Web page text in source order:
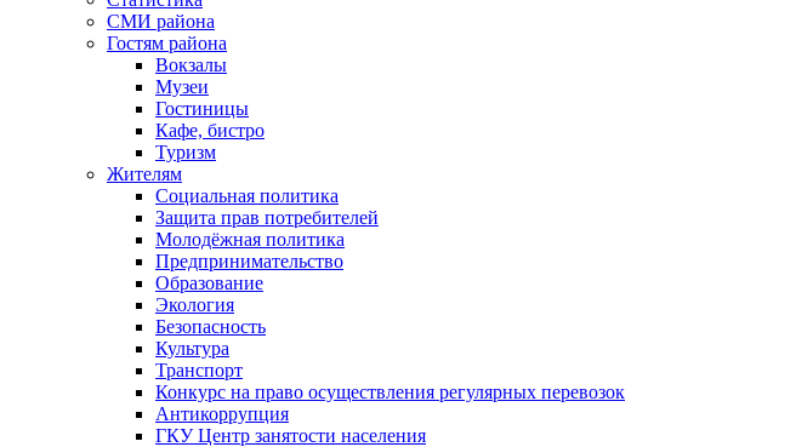
СМИ района
Гостям района
Вокзалы
Музеи
Гостиницы
Кафе, бистро
Туризм
Жителям
Социальная политика
Защита прав потребителей
Молодёжная политика
Предпринимательство
Образование
Экология
Безопасность
Культура
Транспорт
Конкурс на право осуществления регулярных перевозок
Антикоррупция
ГКУ Центр занятости населения